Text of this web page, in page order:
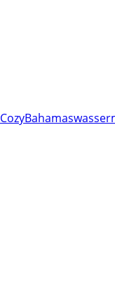
CozyBahamas